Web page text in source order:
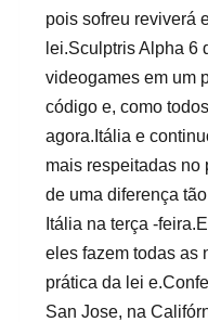
pois sofreu reviverá
lei.Sculptris Alpha 6
videogames em um
código e, como
agora.Itália e
mais respeitadas no
de uma diferença
Itália na terça -
eles fazem todas as
prática da lei
San Jose, na